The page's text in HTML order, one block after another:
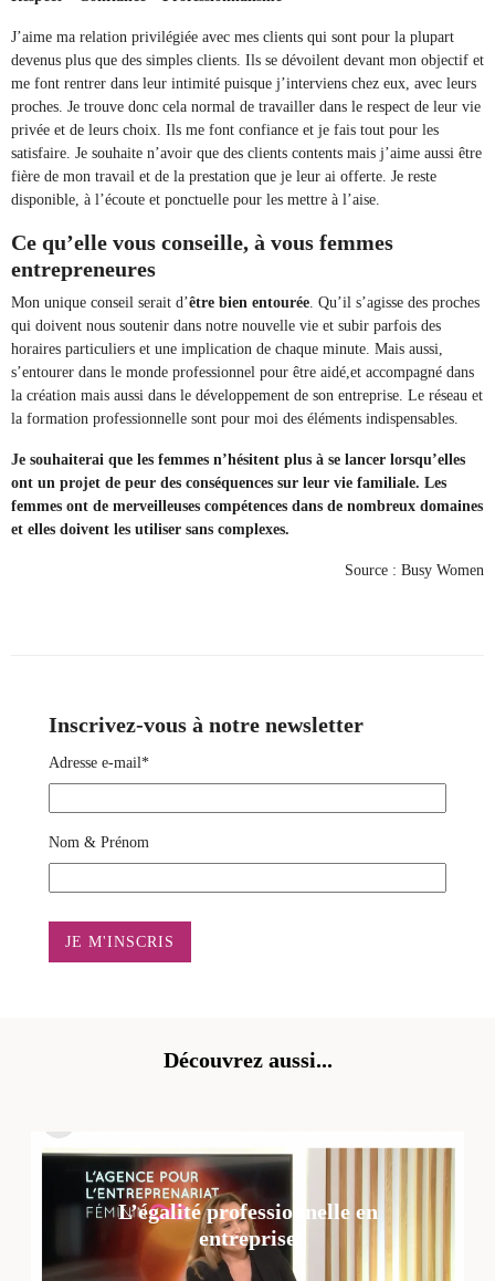
J’aime ma relation privilégiée avec mes clients qui sont pour la plupart
devenus plus que des simples clients. Ils se dévoilent devant mon objectif et
me font rentrer dans leur intimité puisque j’interviens chez eux, avec leurs
proches. Je trouve donc cela normal de travailler dans le respect de leur vie
privée et de leurs choix. Ils me font confiance et je fais tout pour les
satisfaire. Je souhaite n’avoir que des clients contents mais j’aime aussi être
fière de mon travail et de la prestation que je leur ai offerte. Je reste
disponible, à l’écoute et ponctuelle pour les mettre à l’aise.
Ce qu’elle vous conseille, à vous femmes
entrepreneures
Mon unique conseil serait d’être bien entourée. Qu’il s’agisse des proches
qui doivent nous soutenir dans notre nouvelle vie et subir parfois des
horaires particuliers et une implication de chaque minute. Mais aussi,
s’entourer dans le monde professionnel pour être aidé,et accompagné dans
la création mais aussi dans le développement de son entreprise. Le réseau et
la formation professionnelle sont pour moi des éléments indispensables.
Je souhaiterai que les femmes n’hésitent plus à se lancer lorsqu’elles
ont un projet de peur des conséquences sur leur vie familiale. Les
femmes ont de merveilleuses compétences dans de nombreux domaines
et elles doivent les utiliser sans complexes.
Source : Busy Women
Inscrivez-vous à notre newsletter
Adresse e-mail*
Nom & Prénom
Découvrez aussi...
L’égalité professionnelle en
entreprise